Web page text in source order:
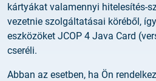
kártyákat valamennyi hitelesítés-
vezetnie szolgáltatásai köréből,
eszközöket JCOP 4 Java Card
cseréli.
Abban az esetben, ha Ön